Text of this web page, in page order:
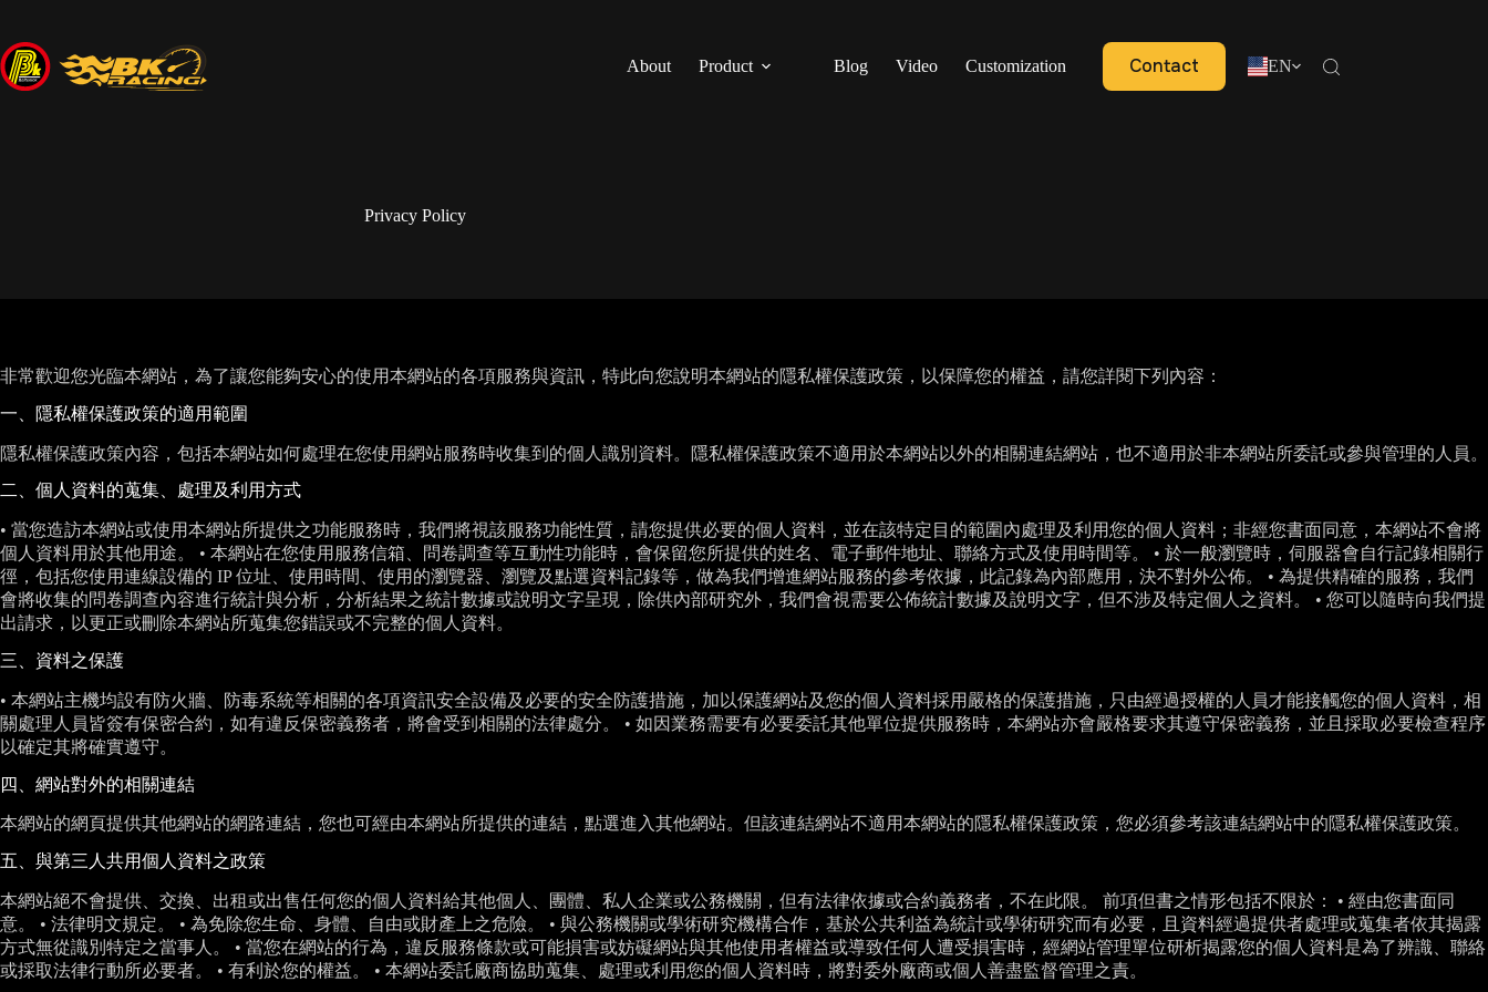
About Product Blog Video Customization Contact EN
Privacy Policy
非常歡迎您光臨本網站，為了讓您能夠安心的使用本網站的各項服務與資訊，特此向您說明本網站的隱私權保護政策，以保障您的權益，請您詳閱下列內容：
一、隱私權保護政策的適用範圍
隱私權保護政策內容，包括本網站如何處理在您使用網站服務時收集到的個人識別資料。隱私權保護政策不適用於本網站以外的相關連結網站，也不適用於非本網站所委託或參與管理的人員。
二、個人資料的蒐集、處理及利用方式
• 當您造訪本網站或使用本網站所提供之功能服務時，我們將視該服務功能性質，請您提供必要的個人資料，並在該特定目的範圍內處理及利用您的個人資料；非經您書面同意，本網站不會將
個人資料用於其他用途。 • 本網站在您使用服務信箱、問卷調查等互動性功能時，會保留您所提供的姓名、電子郵件地址、聯絡方式及使用時間等。 • 於一般瀏覽時，伺服器會自行記錄相關行
徑，包括您使用連線設備的 IP 位址、使用時間、使用的瀏覽器、瀏覽及點選資料記錄等，做為我們增進網站服務的參考依據，此記錄為內部應用，決不對外公佈。 • 為提供精確的服務，我們
會將收集的問卷調查內容進行統計與分析，分析結果之統計數據或說明文字呈現，除供內部研究外，我們會視需要公佈統計數據及說明文字，但不涉及特定個人之資料。 • 您可以隨時向我們提
出請求，以更正或刪除本網站所蒐集您錯誤或不完整的個人資料。
三、資料之保護
• 本網站主機均設有防火牆、防毒系統等相關的各項資訊安全設備及必要的安全防護措施，加以保護網站及您的個人資料採用嚴格的保護措施，只由經過授權的人員才能接觸您的個人資料，相
關處理人員皆簽有保密合約，如有違反保密義務者，將會受到相關的法律處分。 • 如因業務需要有必要委託其他單位提供服務時，本網站亦會嚴格要求其遵守保密義務，並且採取必要檢查程序
以確定其將確實遵守。
四、網站對外的相關連結
本網站的網頁提供其他網站的網路連結，您也可經由本網站所提供的連結，點選進入其他網站。但該連結網站不適用本網站的隱私權保護政策，您必須參考該連結網站中的隱私權保護政策。
五、與第三人共用個人資料之政策
本網站絕不會提供、交換、出租或出售任何您的個人資料給其他個人、團體、私人企業或公務機關，但有法律依據或合約義務者，不在此限。 前項但書之情形包括不限於： • 經由您書面同
意。 • 法律明文規定。 • 為免除您生命、身體、自由或財產上之危險。 • 與公務機關或學術研究機構合作，基於公共利益為統計或學術研究而有必要，且資料經過提供者處理或蒐集者依其揭露
方式無從識別特定之當事人。 • 當您在網站的行為，違反服務條款或可能損害或妨礙網站與其他使用者權益或導致任何人遭受損害時，經網站管理單位研析揭露您的個人資料是為了辨識、聯絡
或採取法律行動所必要者。 • 有利於您的權益。 • 本網站委託廠商協助蒐集、處理或利用您的個人資料時，將對委外廠商或個人善盡監督管理之責。